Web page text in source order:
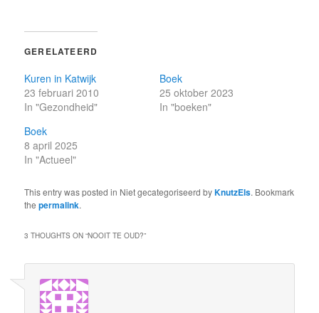
GERELATEERD
Kuren in Katwijk
23 februari 2010
In "Gezondheid"
Boek
25 oktober 2023
In "boeken"
Boek
8 april 2025
In "Actueel"
This entry was posted in Niet gecategoriseerd byKnutzEls. Bookmark
thepermalink.
3 THOUGHTS ON “NOOIT TE OUD?”